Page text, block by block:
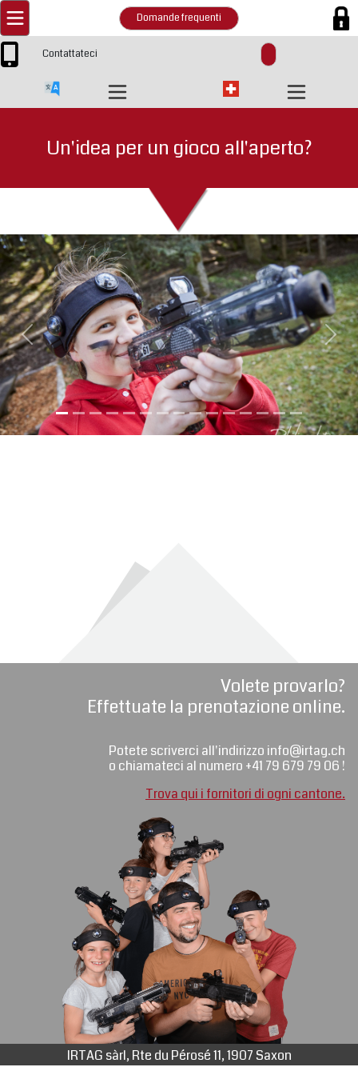
Domande frequenti
Contattateci
Un'idea per un gioco all'aperto?
Previous Next
Volete provarlo?
Effettuate la prenotazione online.
Potete scriverci all'indirizzo info@irtag.ch
o chiamateci al numero +41 79 679 79 06 !
Trova qui i fornitori di ogni cantone.
IRTAG sàrl, Rte du Pérosé 11, 1907 Saxon